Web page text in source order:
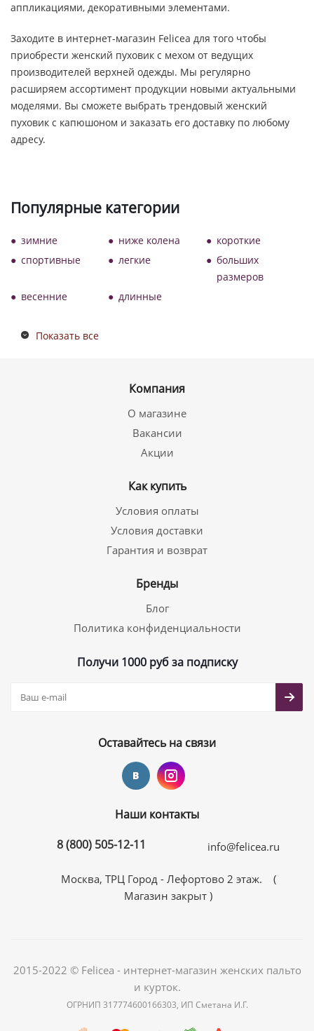
аппликациями, декоративными элементами.
Заходите в интернет-магазин Felicea для того чтобы
приобрести женский пуховик с мехом от ведущих
производителей верхней одежды. Мы регулярно
расширяем ассортимент продукции новыми актуальными
моделями. Вы сможете выбрать трендовый женский
пуховик с капюшоном и заказать его доставку по любому
адресу.
Популярные категории
зимние ниже колена
короткие
спортивные
легкие
больших
размеров
весенние
длинные
Показать все
Компания
О магазине
Вакансии
Акции
Как купить
Условия оплаты
Условия доставки
Гарантия и возврат
Бренды
Блог
Политика конфиденциальности
Получи 1000 руб за подписку
Оставайтесь на связи
Наши контакты
8 (800) 505-12-11
info@felicea.ru
Москва, ТРЦ Город - Лефортово 2 этаж. (
Магазин закрыт )
2015-2022 © Felicea - интернет-магазин женских пальто
и курток.
ОГРНИП 317774600166303, ИП Сметана И.Г.